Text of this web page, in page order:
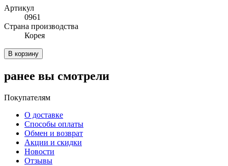
Артикул
0961
Cтрана производства
Корея
В корзину
ранее вы смотрели
Покупателям
О доставке
Способы оплаты
Обмен и возврат
Акции и скидки
Новости
Отзывы